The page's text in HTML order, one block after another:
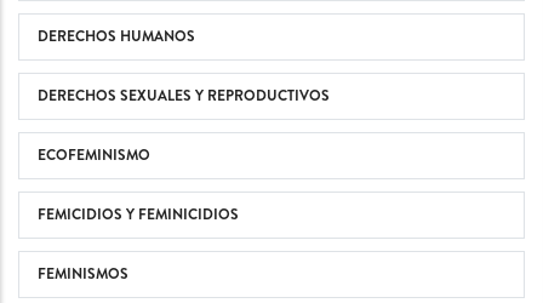
DERECHOS HUMANOS
DERECHOS SEXUALES Y REPRODUCTIVOS
ECOFEMINISMO
FEMICIDIOS Y FEMINICIDIOS
FEMINISMOS